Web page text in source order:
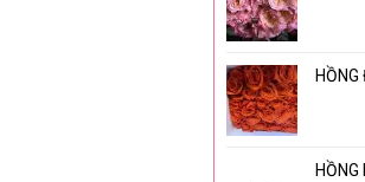
HỒNG